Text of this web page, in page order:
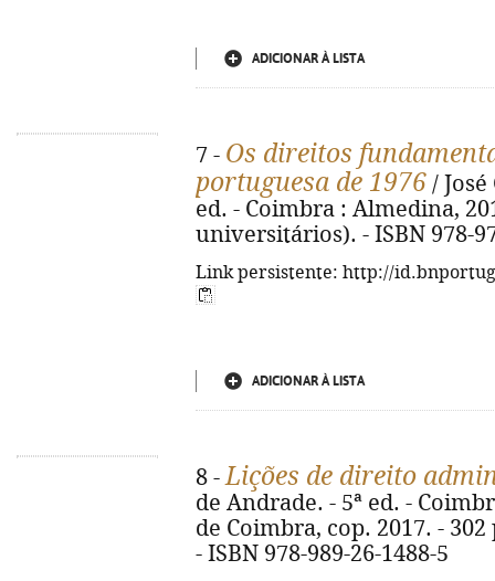
ADICIONAR À LISTA
7 - Os direitos
portuguesa de 1976 /
ed. - Coimbra : Almedina,
universitários). - ISBN 978-
Link persistente: http://
ADICIONAR À LISTA
8 -Lições de direito
de Andrade. - 5ª ed. -
de Coimbra, cop. 2017. -
- ISBN 978-989-26-1488-5